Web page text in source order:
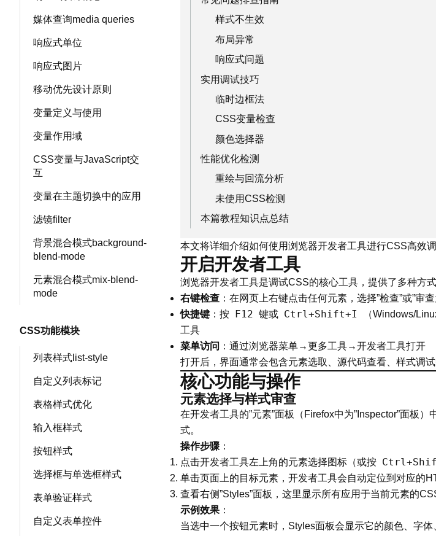
媒体查询media queries
响应式单位
响应式图片
移动优先设计原则
变量定义与使用
变量作用域
CSS变量与JavaScript交
互
变量在主题切换中的应用
滤镜filter
背景混合模式background-
blend-mode
元素混合模式mix-blend-
mode
CSS功能模块
列表样式list-style
自定义列表标记
表格样式优化
输入框样式
按钮样式
选择框与单选框样式
表单验证样式
自定义表单控件
样式不生效
布局异常
响应式问题
实用调试技巧
临时边框法
CSS变量检查
颜色选择器
性能优化检测
重绘与回流分析
未使用CSS检测
本篇教程知识点总结
本文将详细介绍如何使用浏览器开发者工具进行CSS高效
开启开发者工具
浏览器开发者工具是调试CSS的核心工具，提供了多种方式
右键检查 ：在网页上右键点击任何元素，选择”检查”或”审查
快捷键 ：按 F12 键或 Ctrl+Shift+I （Windows/
工具
菜单访问 ：通过浏览器菜单→更多工具→开发者工具打开
打开后，界面通常会包含元素选取、源代码查看、样式调
核心功能与操作
元素选择与样式审查
在开发者工具的”元素”面板（Firefox中为”Inspector”面板
式。
操作步骤 ：
点击开发者工具左上角的元素选择图标（或按
单击页面上的目标元素，开发者工具会自动定位到对应的
查看右侧”Styles”面板，这里显示所有应用于当前元素的
示例效果 ：
当选中一个按钮元素时，Styles面板会显示它的颜色、字